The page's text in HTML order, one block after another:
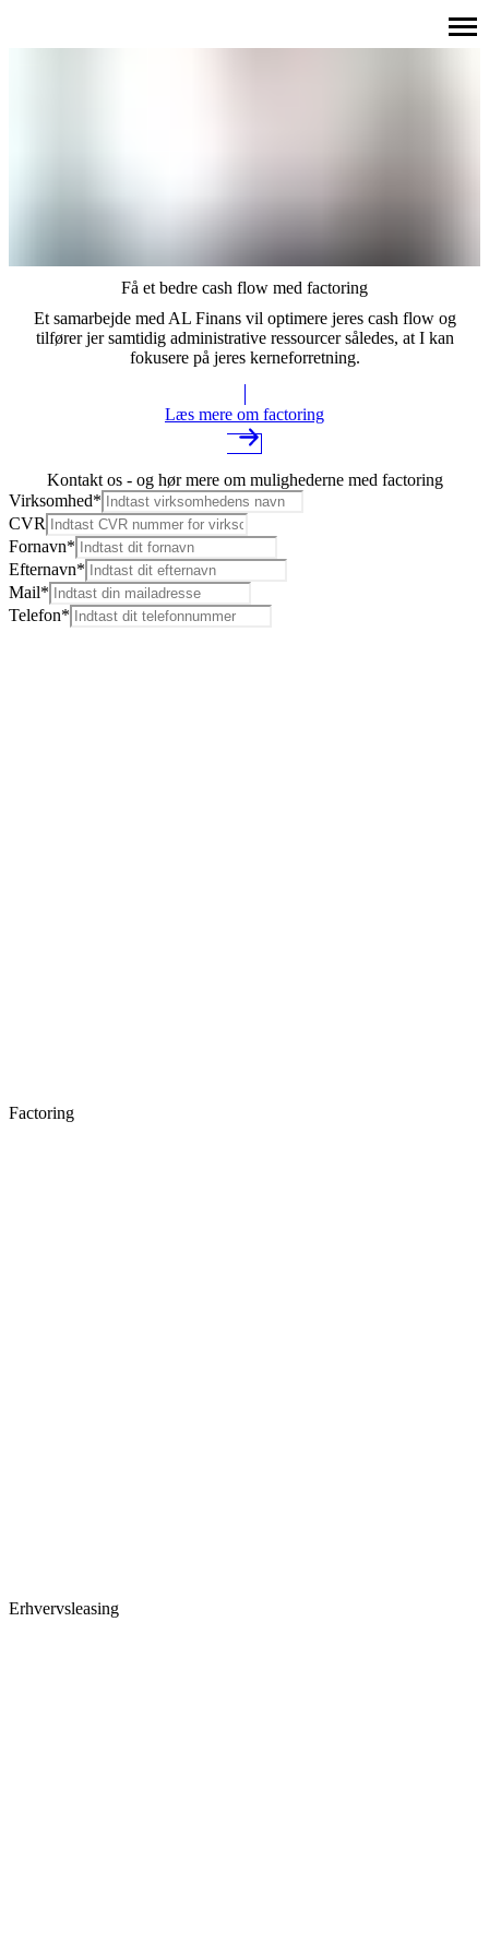
Få et bedre cash flow med factoring
Et samarbejde med AL Finans vil optimere jeres cash flow og
tilfører jer samtidig administrative ressourcer således, at I kan
fokusere på jeres kerneforretning.
Læs mere om factoring
Kontakt os - og hør mere om mulighederne med factoring
Virksomhed*
CVR
Fornavn*
Efternavn*
Mail*
Telefon*
Factoring
Erhvervsleasing